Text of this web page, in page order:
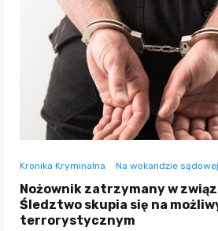
Kronika Kryminalna Na wokandzie sądowej
Nożownik zatrzymany w
Śledztwo skupia się na
terrorystycznym